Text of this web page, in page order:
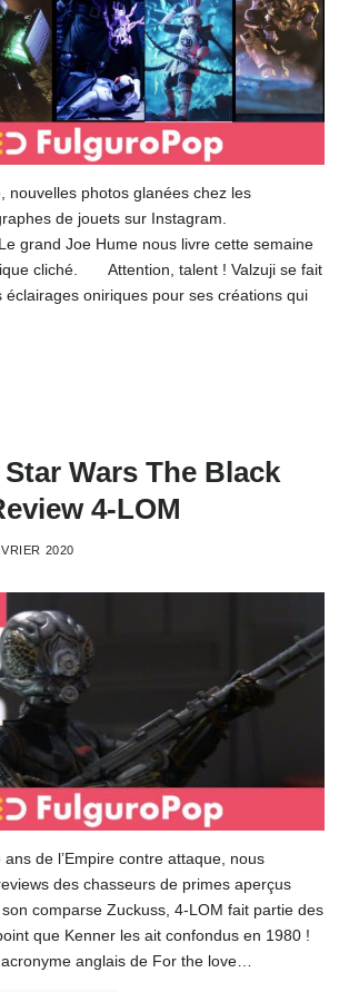
nouvelles photos glanées chez les
de jouets sur Instagram.
grand Joe Hume nous livre cette semaine
cliché. Attention, talent ! Valzuji se fait
éclairages oniriques pour ses créations qui
Wars The Black
4-LOM
2020
de l’Empire contre attaque, nous
des chasseurs de primes aperçus
comparse Zuckuss, 4-LOM fait partie des
que Kenner les ait confondus en 1980 !
anglais de For the love…